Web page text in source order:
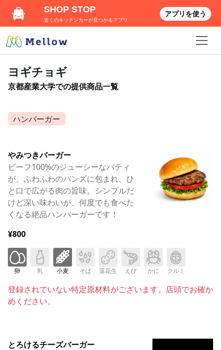
ヨギチョギ
京都産業大学での提供商品一覧
ハンバーガー
やみつきバーガー
ビーフ100%のジューシーなパティ
が、ふわふわのバンズに包まれ、ひ
と口で広がる肉の旨味。シンプルだ
けど深い味わいが、何度でも食べた
くなる絶品ハンバーガーです！
¥800
卵 乳 小麦 そば 落花生 えび かに クルミ
登録されていない特定原材料がございます。店頭でお確か
めください。
とろけるチーズバーガー
SHOP STOP
近くのキッチンカーが見つかるアプリ
アプリを使う